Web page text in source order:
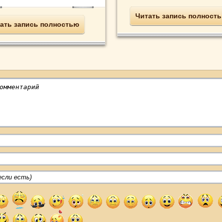
запись полностью
Читать запись